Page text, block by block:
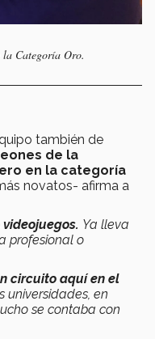
Categoría Oro.
también de
de la
en la categoría
novatos- afirma a
Ya lleva
profesional o
circuito aquí en el
universidades, en
se contaba con